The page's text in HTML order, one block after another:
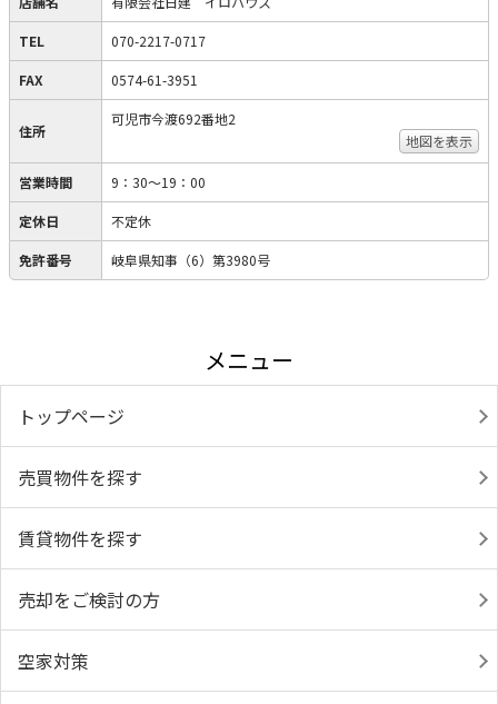
TEL 070-2217-0717
FAX 0574-61-3951
住所
可児市今渡692番地2
地図を表示
営業時間 9：30～19：00
定休日 不定休
免許番号 岐阜県知事（6）第3980号
メニュー
トップページ
売買物件を探す
賃貸物件を探す
売却をご検討の方
空家対策